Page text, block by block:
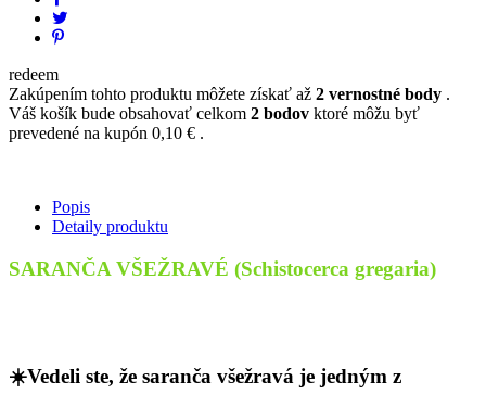
redeem
Zakúpením tohto produktu môžete získať až 2 vernostné body .
Váš košík bude obsahovať celkom 2 bodov ktoré môžu byť
prevedené na kupón 0,10 € .
Popis
Detaily produktu
SARANČA VŠEŽRAVÉ (Schistocerca gregaria)
☀️Vedeli ste, že saranča všežravá je jedným z